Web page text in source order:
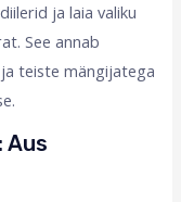
ja laia valiku
See annab
teiste mängijatega
Aus